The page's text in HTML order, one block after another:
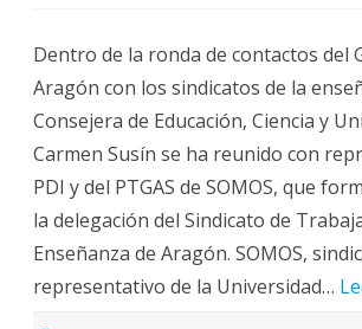
con
la
Consejera
de
Universidades
de
Aragón
Dentro de la ronda de contactos del
Aragón con los sindicatos de la
Consejera de Educación, Ciencia y
Carmen Susín se ha reunido con
PDI y del PTGAS de SOMOS, que
la delegación del Sindicato de
Enseñanza de Aragón. SOMOS,
representativo de la Universidad…